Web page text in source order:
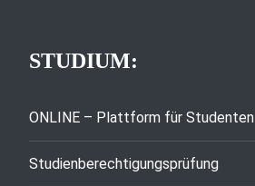
STUDIUM:
ONLINE – Plattform für Studenten
Studienberechtigungsprüfung